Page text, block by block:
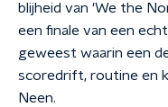
blijheid van 'We the
een finale van een
geweest waarin een
scoredrift, routine en
Neen.